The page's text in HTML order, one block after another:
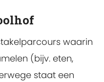
waarin
(bijv. eten,
staat een